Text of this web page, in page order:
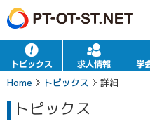
Home トピックス 詳細
トピックス